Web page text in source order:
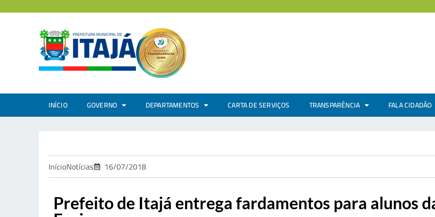
INÍCIO GOVERNO DEPARTAMENTOS CARTA DE SERVIÇOS TRANSPARÊNCIA FALA CIDADÃO
InícioNotícias 16/07/2018
Prefeito de Itajá entrega fardamentos para alunos